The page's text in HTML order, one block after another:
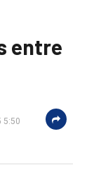
entre
5:50